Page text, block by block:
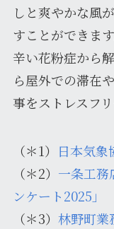
しと爽やかな風
すことができま
辛い花粉症から
ら屋外での滞在
事をストレスフ
（＊1） 日本気象
（＊2） 一条工務
ンケート2025」
（＊3） 林野町業